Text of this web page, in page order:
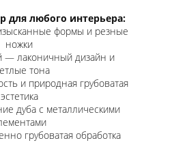
для любого интерьера:
формы и резные
ножки
— лаконичный дизайн и
тона
и природная грубоватая
эстетика
дуба с металлическими
грубоватая обработка